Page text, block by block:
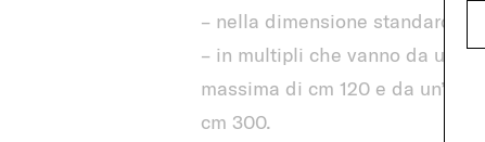
– nella dimensione standard di
– in multipli che vanno da una
massima di cm 120 e da
cm 300.